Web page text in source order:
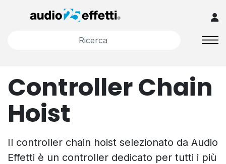
Controller Chain
Hoist
Il controller chain hoist selezionato da Audio
Effetti è un controller dedicato per tutti i più